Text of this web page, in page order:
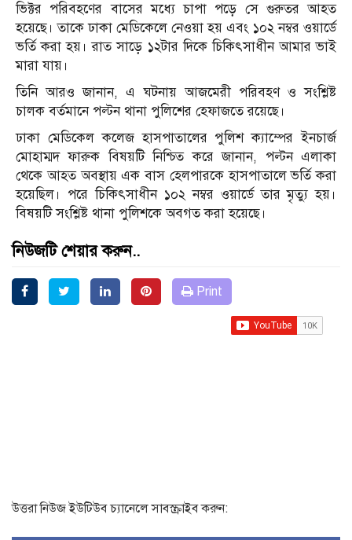
ভিক্টর পরিবহণের বাসের মধ্যে চাপা পড়ে সে গুরুতর আহত
হয়েছে। তাকে ঢাকা মেডিকেলে নেওয়া হয় এবং ১০২ নম্বর ওয়ার্ডে
ভর্তি করা হয়। রাত সাড়ে ১২টার দিকে চিকিৎসাধীন আমার ভাই
মারা যায়।
তিনি আরও জানান, এ ঘটনায় আজমেরী পরিবহণ ও সংশ্লিষ্ট
চালক বর্তমানে পল্টন থানা পুলিশের হেফাজতে রয়েছে।
ঢাকা মেডিকেল কলেজ হাসপাতালের পুলিশ ক্যাম্পের ইনচার্জ
মোহাম্মদ ফারুক বিষয়টি নিশ্চিত করে জানান, পল্টন এলাকা
থেকে আহত অবস্থায় এক বাস হেলপারকে হাসপাতালে ভর্তি করা
হয়েছিল। পরে চিকিৎসাধীন ১০২ নম্বর ওয়ার্ডে তার মৃত্যু হয়।
বিষয়টি সংশ্লিষ্ট থানা পুলিশকে অবগত করা হয়েছে।
নিউজটি শেয়ার করুন..
Print
উত্তরা নিউজ ইউটিউব চ্যানেলে সাবস্ক্রাইব করুন: